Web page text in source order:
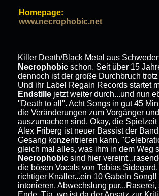
Homepage:
www.necrophobic.net
Killer Death/Black Metal aus
Necrophobic schon. Seit über 15
dennoch ist der große Durchbruch
Und ihr Label Regain Records startet
Endstille jetzt weiter durch...und nun
''Death to all''. Acht Songs in gut 45
die Veränderungen zum Vorgänger
auszumachen sind. Okay, die
Alex Friberg ist neuer Bassist der
Gesang konzentrieren kann.
gleich mal alles, was ihm in dem Weg
Necrophobic sind hier
die bösen Vocals von Tobias
richtiger Knaller...ein 10 Gabeln
intonieren. Abwechslung